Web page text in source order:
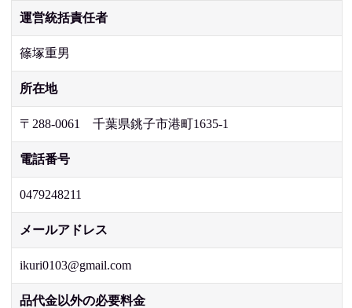
運営統括責任者
篠塚重男
所在地
〒288-0061 千葉県銚子市港町1635-1
電話番号
0479248211
メールアドレス
ikuri0103@gmail.com
品代金以外の必要料金